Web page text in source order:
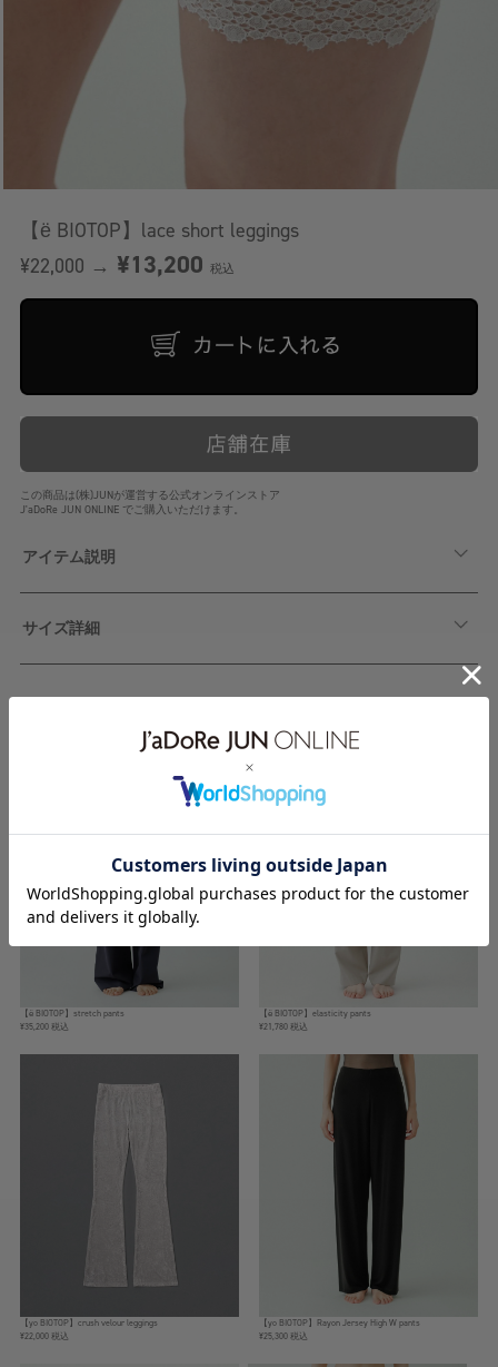
【ё BIOTOP】lace short leggings
¥22,000 → ¥13,200 税込
この商品は(株)JUNが運営する公式オンラインストア
J'aDoRe JUN ONLINE でご購入いただけます。
アイテム説明
サイズ詳細
【ё BIOTOP】stretch pants
¥35,200 税込
【ё BIOTOP】elasticity pants
¥21,780 税込
【yo BIOTOP】crush velour leggings
¥22,000 税込
【yo BIOTOP】Rayon Jersey High W pants
¥25,300 税込